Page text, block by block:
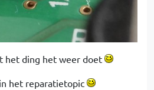
het ding het weer doet
het reparatietopic